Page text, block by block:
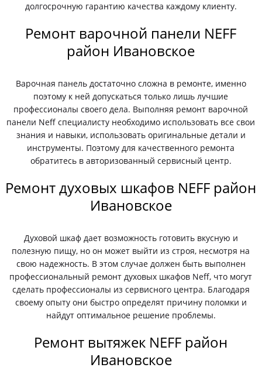
долгосрочную гарантию качества каждому клиенту.
Ремонт варочной панели NEFF
район Ивановское
Варочная панель достаточно сложна в ремонте, именно
поэтому к ней допускаться только лишь лучшие
профессионалы своего дела. Выполняя ремонт варочной
панели Neff специалисту необходимо использовать все свои
знания и навыки, использовать оригинальные детали и
инструменты. Поэтому для качественного ремонта
обратитесь в авторизованный сервисный центр.
Ремонт духовых шкафов NEFF район
Ивановское
Духовой шкаф дает возможность готовить вкусную и
полезную пищу, но он может выйти из строя, несмотря на
свою надежность. В этом случае должен быть выполнен
профессиональный ремонт духовых шкафов Neff, что могут
сделать профессионалы из сервисного центра. Благодаря
своему опыту они быстро определят причину поломки и
найдут оптимальное решение проблемы.
Ремонт вытяжек NEFF район
Ивановское